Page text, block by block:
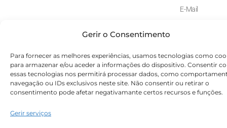
Gerir o Consentimento
Para fornecer as melhores experiências, usamos tecnologias como
para armazenar e/ou aceder a informações do dispositivo. Consentir
essas tecnologias nos permitirá processar dados, como
navegação ou IDs exclusivos neste site. Não consentir ou retirar o
consentimento pode afetar negativamante certos recursos e funções.
Gerir serviços
E-
© Victoryia Vynn Portugal 2026 by SVS.pt